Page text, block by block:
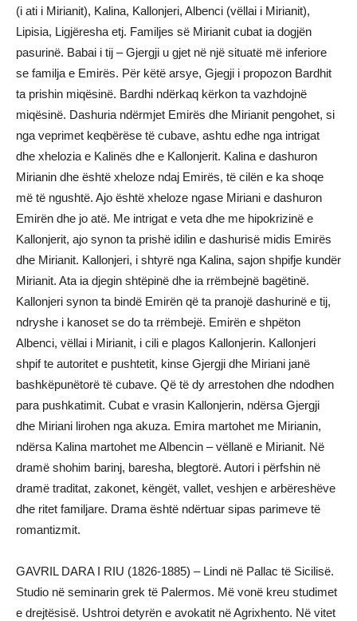
(i ati i Mirianit), Kalina, Kallonjeri, Albenci (vëllai i Mirianit),
Lipisia, Ligjëresha etj. Familjes së Mirianit cubat ia dogjën
pasurinë. Babai i tij – Gjergji u gjet në një situatë më inferiore
se familja e Emirës. Për këtë arsye, Gjegji i propozon Bardhit
ta prishin miqësinë. Bardhi ndërkaq kërkon ta vazhdojnë
miqësinë. Dashuria ndërmjet Emirës dhe Mirianit pengohet, si
nga veprimet keqbërëse të cubave, ashtu edhe nga intrigat
dhe xhelozia e Kalinës dhe e Kallonjerit. Kalina e dashuron
Mirianin dhe është xheloze ndaj Emirës, të cilën e ka shoqe
më të ngushtë. Ajo është xheloze ngase Miriani e dashuron
Emirën dhe jo atë. Me intrigat e veta dhe me hipokrizinë e
Kallonjerit, ajo synon ta prishë idilin e dashurisë midis Emirës
dhe Mirianit. Kallonjeri, i shtyrë nga Kalina, sajon shpifje kundër
Mirianit. Ata ia djegin shtëpinë dhe ia rrëmbejnë bagëtinë.
Kallonjeri synon ta bindë Emirën që ta pranojë dashurinë e tij,
ndryshe i kanoset se do ta rrëmbejë. Emirën e shpëton
Albenci, vëllai i Mirianit, i cili e plagos Kallonjerin. Kallonjeri
shpif te autoritet e pushtetit, kinse Gjergji dhe Miriani janë
bashkëpunëtorë të cubave. Që të dy arrestohen dhe ndodhen
para pushkatimit. Cubat e vrasin Kallonjerin, ndërsa Gjergji
dhe Miriani lirohen nga akuza. Emira martohet me Mirianin,
ndërsa Kalina martohet me Albencin – vëllanë e Mirianit. Në
dramë shohim barinj, baresha, blegtorë. Autori i përfshin në
dramë traditat, zakonet, këngët, vallet, veshjen e arbëreshëve
dhe ritet familjare. Drama është ndërtuar sipas parimeve të
romantizmit.
GAVRIL DARA I RIU (1826-1885) – Lindi në Pallac të Sicilisë.
Studio në seminarin grek të Palermos. Më vonë kreu studimet
e drejtësisë. Ushtroi detyrën e avokatit në Agrixhento. Në vitet